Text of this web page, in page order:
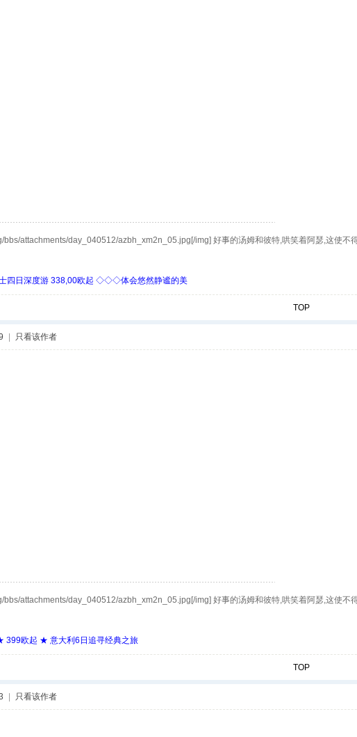
bbs/attachments/day_040512/azbh_xm2n_05.jpg[/img] 好事的汤姆和彼特,哄笑着阿瑟,这使
四日深度游 338,00欧起 ◇◇◇体会悠然静谧的美
TOP
只看该作者
bbs/attachments/day_040512/azbh_xm2n_05.jpg[/img] 好事的汤姆和彼特,哄笑着阿瑟,这使
399欧起 ★ 意大利6日追寻经典之旅
TOP
只看该作者